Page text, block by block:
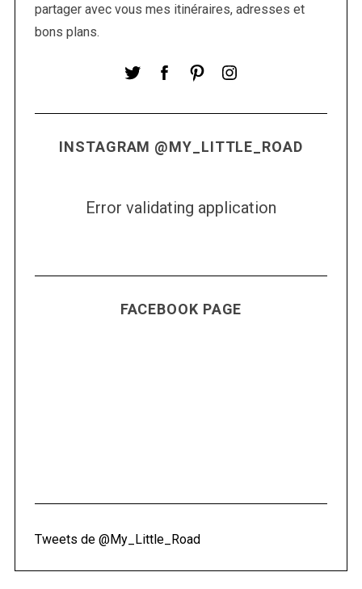
partager avec vous mes itinéraires, adresses et
bons plans.
INSTAGRAM @MY_LITTLE_ROAD
Error validating application
FACEBOOK PAGE
Tweets de @My_Little_Road